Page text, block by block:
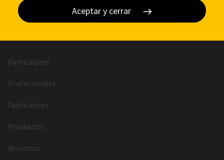
ES
Particulares
Profesionales
Fabricantes
Productos
Nosotros
Aceptar y cerrar